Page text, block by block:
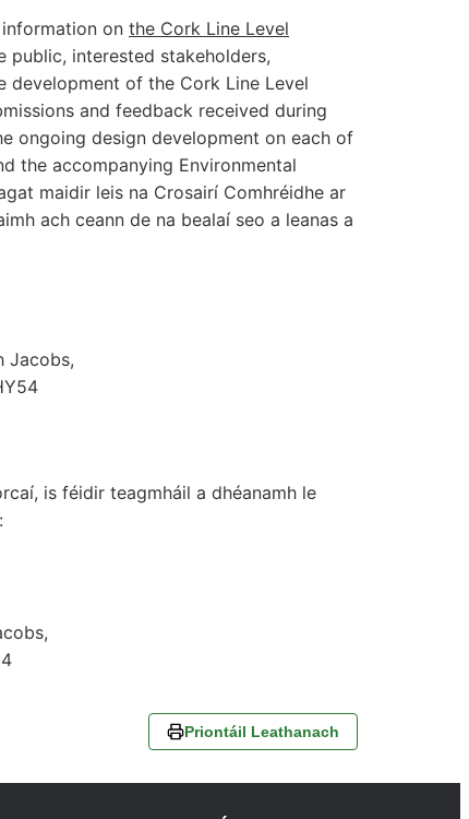
on the Cork Line Level
public, interested stakeholders,
of the Cork Line Level
and feedback received during
ongoing design development on each of
the accompanying Environmental
maidir leis na Crosairí Comhréidhe ar
ach ceann de na bealaí seo a leanas a
Jacobs,
is féidir teagmháil a dhéanamh le
Priontáil Leathanach